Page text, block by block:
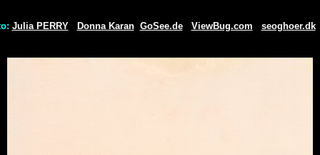
Julia PERRY Donna Karan GoSee.de ViewBug.com seoghoer.dk